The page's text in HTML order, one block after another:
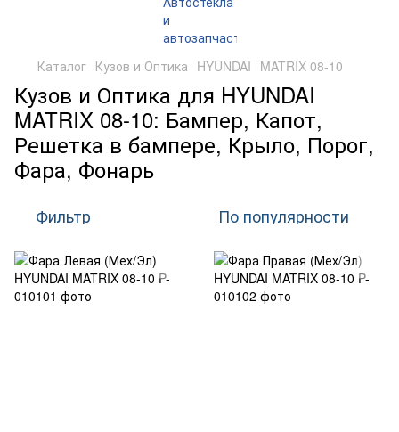
Каталог Кузов и Оптика HYUNDAI MATRIX 08-10
Кузов и Оптика для HYUNDAI
MATRIX 08-10: Бампер, Капот,
Решетка в бампере, Крыло, Порог,
Фара, Фонарь
Фильтр По популярности